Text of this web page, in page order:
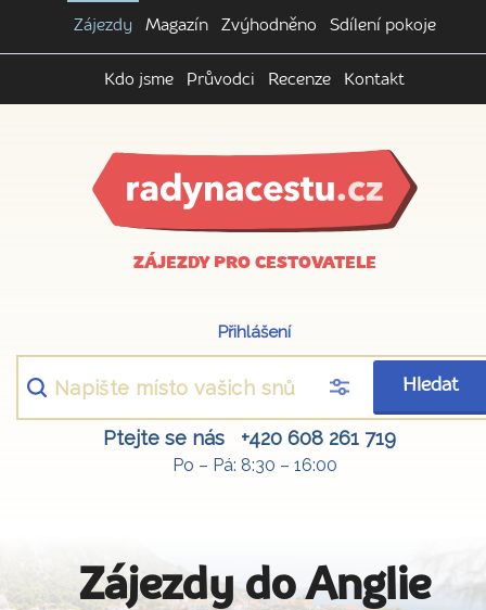
Zájezdy Magazín Zvýhodněno Sdílení pokoje
Kdo jsme Průvodci Recenze Kontakt
ZÁJEZDY PRO CESTOVATELE
Přihlášení
Hledat
Ptejte se nás +420 608 261 719
Po – Pá: 8:30 – 16:00
Zájezdy do Anglie